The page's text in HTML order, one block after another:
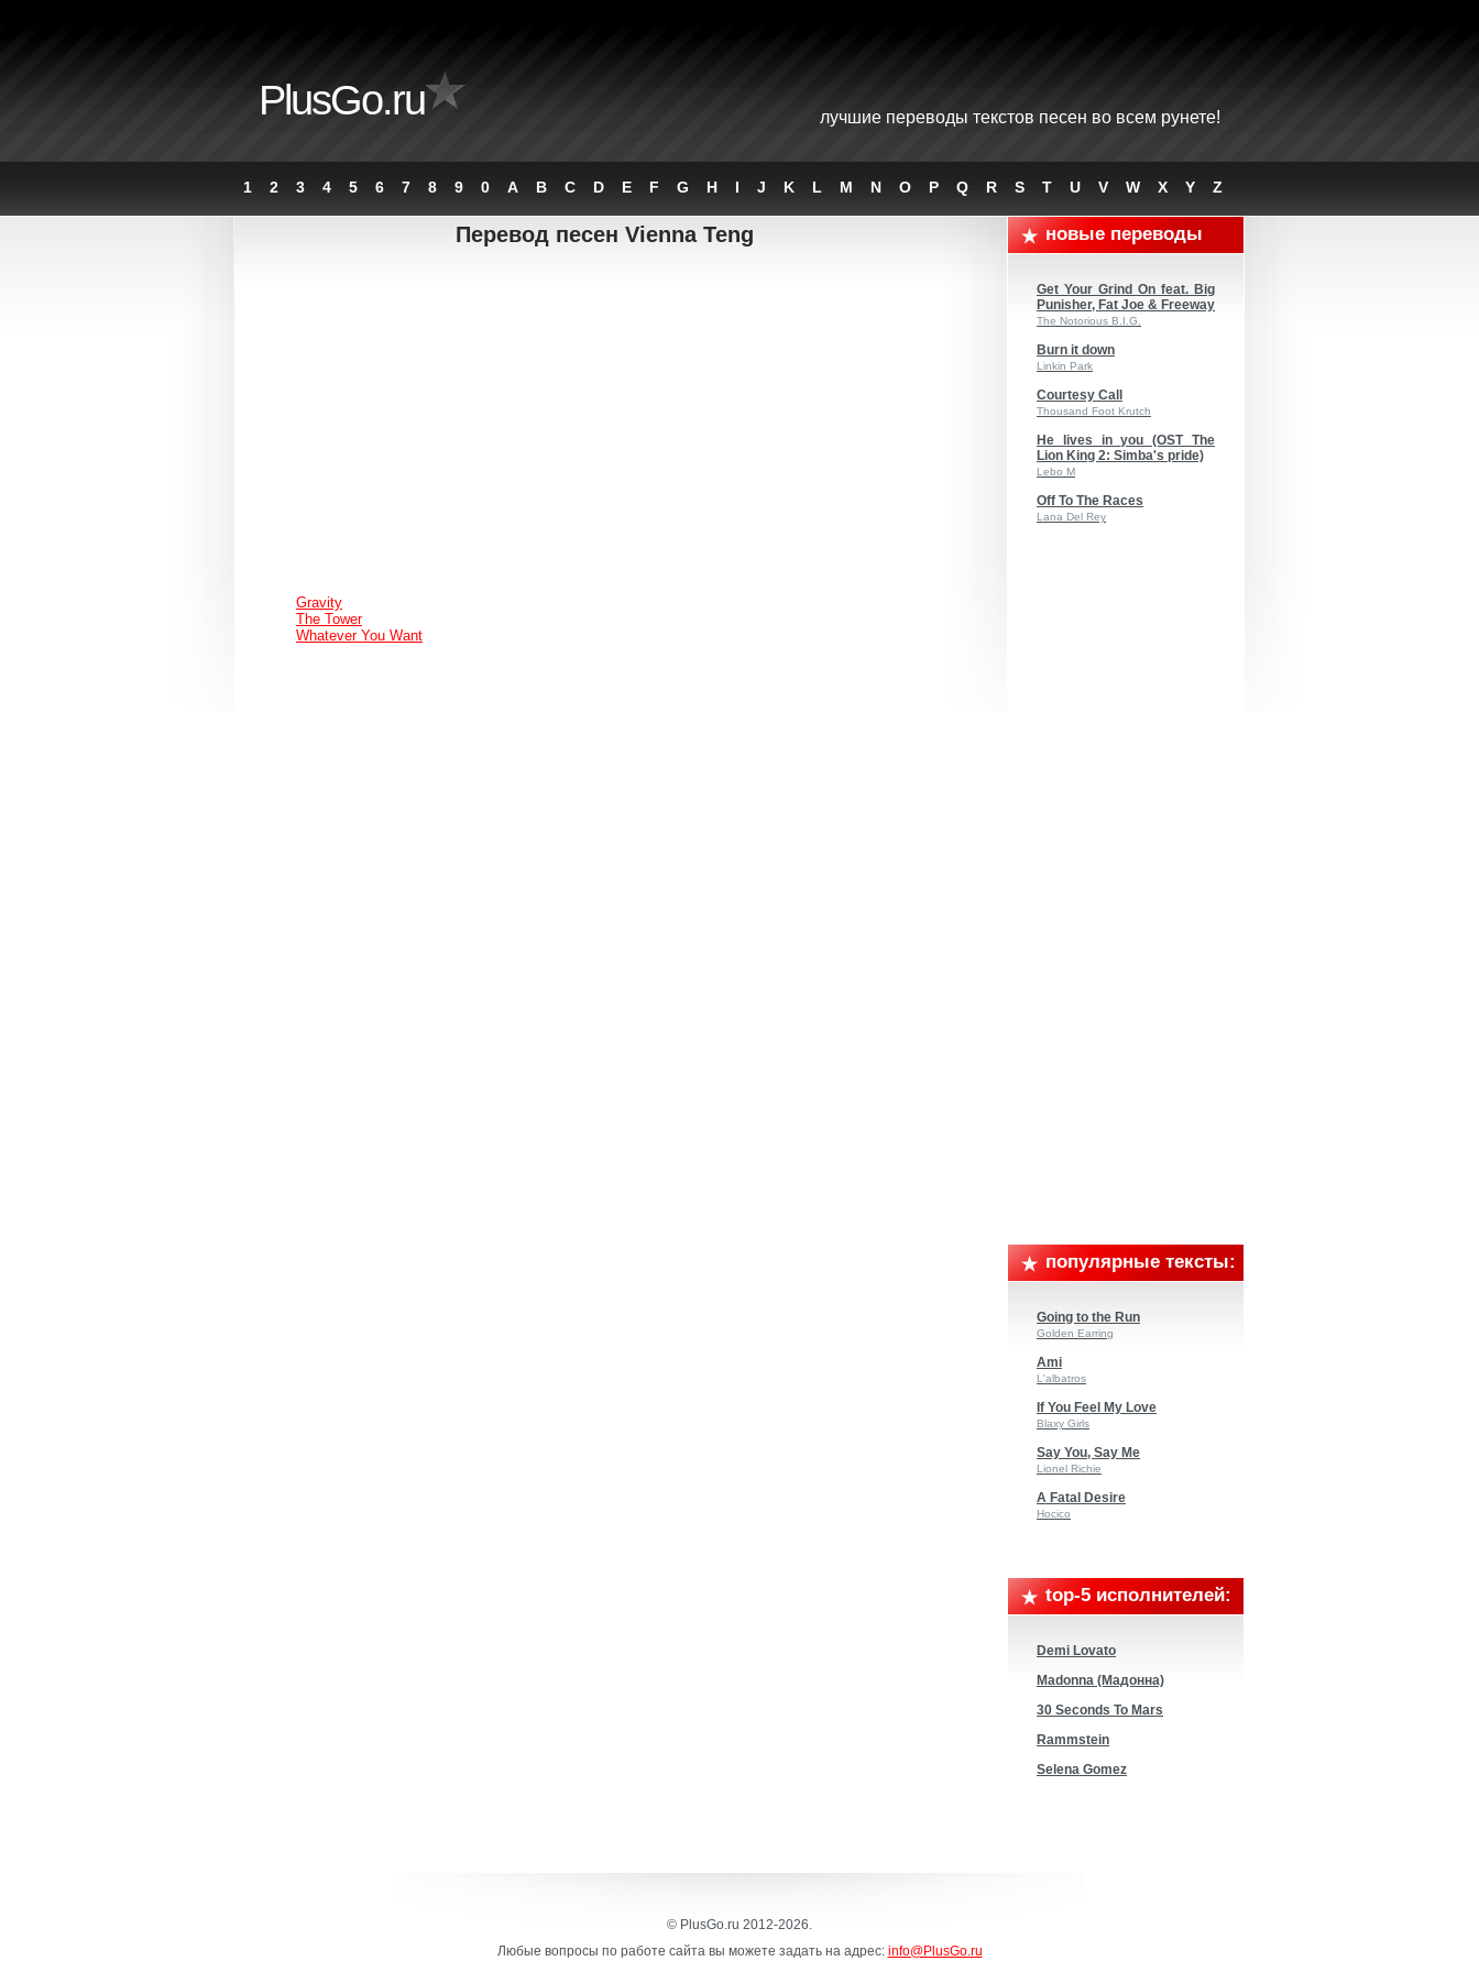
PlusGo.ru лучшие переводы текстов песен во всем рунете!
1 2 3 4 5 6 7 8 9 0 A B C D E F G H I J K L M N O P Q R S T U V W X Y Z
Перевод песен Vienna Teng
Gravity
The Tower
Whatever You Want
новые переводы
Get Your Grind On feat. Big
Punisher, Fat Joe & Freeway
The Notorious B.I.G.
Burn it down
Linkin Park
Courtesy Call
Thousand Foot Krutch
He lives in you (OST The
Lion King 2: Simba's pride)
Lebo M
Off To The Races
Lana Del Rey
популярные тексты:
Going to the Run
Golden Earring
Ami
L'albatros
If You Feel My Love
Blaxy Girls
Say You, Say Me
Lionel Richie
A Fatal Desire
Hocico
top-5 исполнителей:
Demi Lovato
Madonna (Мадонна)
30 Seconds To Mars
Rammstein
Selena Gomez
© PlusGo.ru 2012-2026.
Любые вопросы по работе сайта вы можете задать на адрес: info@PlusGo.ru